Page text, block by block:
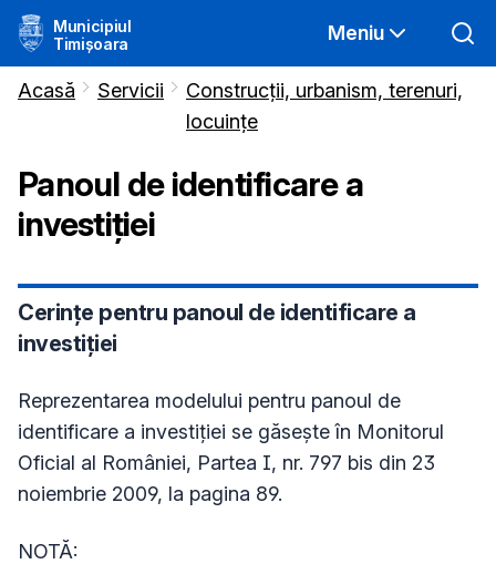
Municipiul
Timișoara
Meniu
Acasă Servicii
Construcții, urbanism, terenuri,
locuințe
Panoul de identificare a
investiției
Cerințe pentru panoul de identificare a
investiției
Reprezentarea modelului pentru panoul de
identificare a investiţiei se găseşte în Monitorul
Oficial al României, Partea I, nr. 797 bis din 23
noiembrie 2009, la pagina 89.
NOTĂ: